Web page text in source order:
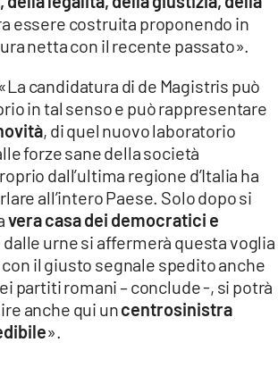
essere costruita proponendo in
netta con il recente passato».
candidatura di de Magistris può
in tal senso e può rappresentare
, di quel nuovo laboratorio
forze sane della società
dall’ultima regione d’Italia ha
all’intero Paese. Solo dopo si
vera casa dei democratici e
dalle urne si affermerà questa voglia
il giusto segnale spedito anche
partiti romani – conclude -, si potrà
anche qui uncentrosinistra
».